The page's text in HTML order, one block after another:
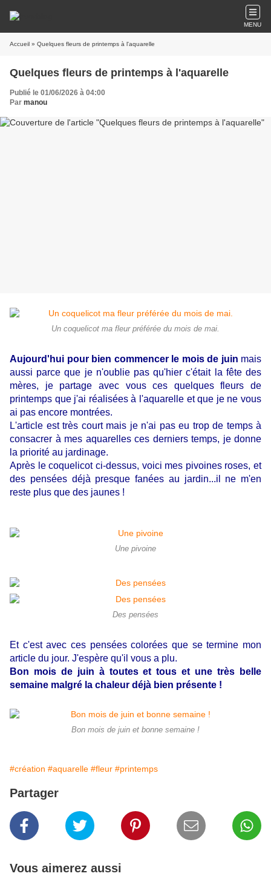
MENU
Accueil » Quelques fleurs de printemps à l'aquarelle
Quelques fleurs de printemps à l'aquarelle
Publié le 01/06/2026 à 04:00
Par manou
Un coquelicot ma fleur préférée du mois de mai.
Aujourd'hui pour bien commencer le mois de juin mais
aussi parce que je n'oublie pas qu'hier c'était la fête des
mères, je partage avec vous ces quelques fleurs de
printemps que j'ai réalisées à l'aquarelle et que je ne vous
ai pas encore montrées.
L'article est très court mais je n'ai pas eu trop de temps à
consacrer à mes aquarelles ces derniers temps, je donne
la priorité au jardinage.
Après le coquelicot ci-dessus, voici mes pivoines roses, et
des pensées déjà presque fanées au jardin...il ne m'en
reste plus que des jaunes !
Une pivoine
Des pensées
Et c'est avec ces pensées colorées que se termine mon
article du jour. J'espère qu'il vous a plu.
Bon mois de juin à toutes et tous et une très belle
semaine malgré la chaleur déjà bien présente !
Bon mois de juin et bonne semaine !
#création #aquarelle #fleur #printemps
Partager
Vous aimerez aussi